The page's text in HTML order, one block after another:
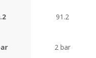
91.2
2 bar